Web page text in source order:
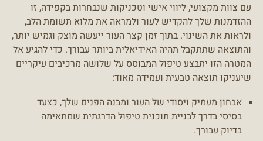
עם צוות מקצועי, ליווי אישי וטכניקות שנבחרות בקפידה, זו
ההזדמנות שלך להקדיש לעור ולמראה את מלוא תשומת הלב,
ולראות את השינוי. בתוך זמן קצר העור ייעשה מוצק וגמיש יותר,
והתוצאה שתתקבל תהיה האידיאלית ביותר עבורך. כדי להגיע אל
המטרה הזו יתבצע טיפול המבוסס על שלושה מרכיבים עיקריים
שיעניקו תוצאה טבעית ועמידה מאוד:
אבחון מעמיק ויסודי של העור ומבנה הפנים שלך, כצעד
בסיסי בדרך לבניית תוכנית טיפול הדרגתית שמתאימה
בדיוק עבורך.